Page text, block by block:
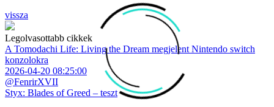
vissza
Legolvasottabb cikkek
A Tomodachi Life: Living the Dream megjelent Nintendo switch
konzolokra
2026-04-20 08:25:00
@FenrirXVII
Styx: Blades of Greed – teszt